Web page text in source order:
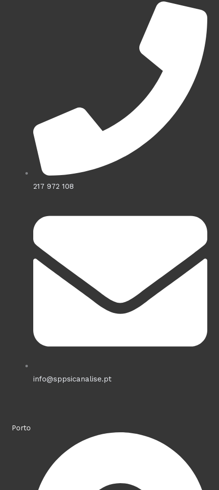
217 972 108
info@sppsicanalise.pt
Porto